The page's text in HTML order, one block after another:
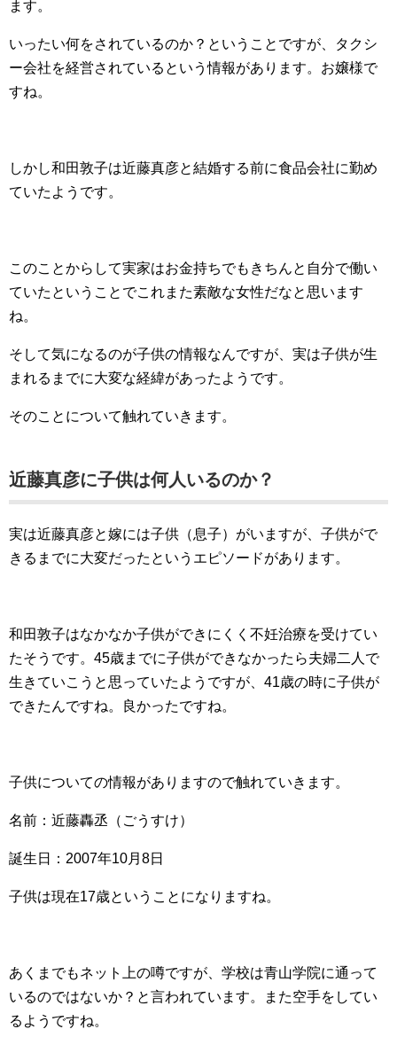
ます。
いったい何をされているのか？ということですが、タクシ
ー会社を経営されているという情報があります。お嬢様で
すね。
しかし和田敦子は近藤真彦と結婚する前に食品会社に勤め
ていたようです。
このことからして実家はお金持ちでもきちんと自分で働い
ていたということでこれまた素敵な女性だなと思います
ね。
そして気になるのが子供の情報なんですが、実は子供が生
まれるまでに大変な経緯があったようです。
そのことについて触れていきます。
近藤真彦に子供は何人いるのか？
実は近藤真彦と嫁には子供（息子）がいますが、子供がで
きるまでに大変だったというエピソードがあります。
和田敦子はなかなか子供ができにくく不妊治療を受けてい
たそうです。45歳までに子供ができなかったら夫婦二人で
生きていこうと思っていたようですが、41歳の時に子供が
できたんですね。良かったですね。
子供についての情報がありますので触れていきます。
名前：近藤轟丞（ごうすけ）
誕生日：2007年10月8日
子供は現在17歳ということになりますね。
あくまでもネット上の噂ですが、学校は青山学院に通って
いるのではないか？と言われています。また空手をしてい
るようですね。